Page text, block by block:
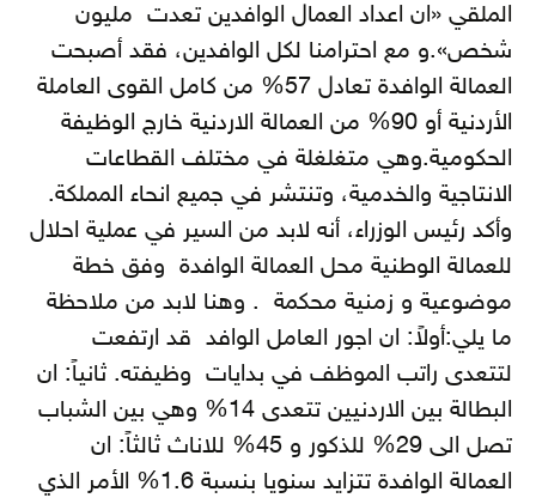
الملقي «ان اعداد العمال الوافدين تعدت مليون
شخص».و مع احترامنا لكل الوافدين، فقد أصبحت
العمالة الوافدة تعادل 57% من كامل القوى العاملة
الأردنية أو 90% من العمالة الاردنية خارج الوظيفة
الحكومية.وهي متغلغلة في مختلف القطاعات
الانتاجية والخدمية، وتنتشر في جميع انحاء المملكة.
وأكد رئيس الوزراء، أنه لابد من السير في عملية احلال
للعمالة الوطنية محل العمالة الوافدة وفق خطة
موضوعية و زمنية محكمة . وهنا لابد من ملاحظة
ما يلي:أولاً: ان اجور العامل الوافد قد ارتفعت
لتتعدى راتب الموظف في بدايات وظيفته. ثانياً: ان
البطالة بين الاردنيين تتعدى 14% وهي بين الشباب
تصل الى 29% للذكور و 45% للاناث ثالثاً: ان
العمالة الوافدة تتزايد سنويا بنسبة 1.6% الأمر الذي